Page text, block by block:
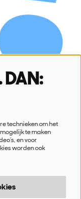
DAN:
technieken om het
te maken
en voor
worden ook